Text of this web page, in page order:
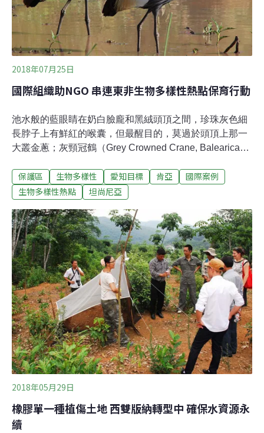
台灣就是位在這片海域的最北緣，以魚類來說多樣
2018年07月25日
國際組織助NGO 串連東非生物多樣性熱點保育行動
池水般的藍眼睛在奶白臉龐和黑絨頭頂之間，珍珠灰色細
長脖子上有鮮紅的喉囊，但最醒目的，莫過於頭頂上那一
大叢金蔥；灰頸冠鶴（Grey Crowned Crane, Balearica
Bolossat）畔，翻找著泥地裡的小蟲、兩棲爬蟲類或種子
為食。根據國際自然保護聯盟（IUCN）的報告，灰頸冠鶴
危級（Endangered, EN），而其原因莫過於盜獵、棲地的
破碎與喪失。 東非的濕地是灰頸冠鶴的主要棲地，其偌大
的體型約有100公分高，但與2016年曾駐足台灣金山的西
伯利亞白鶴相比，灰頸冠鶴仍屬於較小型的鶴，大多築巢
於沼澤地，也是少數有能力在樹上築巢的鶴種。對於灰頸
冠鶴這種非遠距遷徙的鶴來說，一生絕大多數時間都待在
同一塊棲地上，只要棲地被破壞，生存條件隨即受到影
響。
保護區 生物多樣性 愛知目標 肯亞
國際案例
生物多樣性熱點
坦尚尼亞
2018年05月29日
橡膠單一種植傷土地 西雙版納轉型中 確保水資源永
續